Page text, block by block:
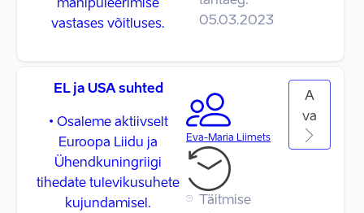
manipuleerimise
vastases võitluses.
05.03.2023
EL ja USA suhted
• Osaleme aktiivselt
Euroopa Liidu ja
Ühendkuningriigi
tihedate tulevikusuhete
kujundamisel.
Eva-Maria Liimets
Täitmise
A
va